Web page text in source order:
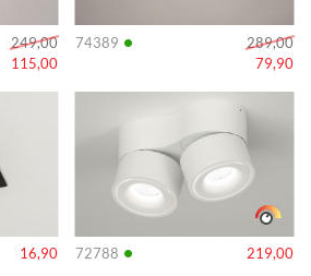
249,00
115,00
74389 •
289,00
79,90
16,90 72788 • 219,00
Info